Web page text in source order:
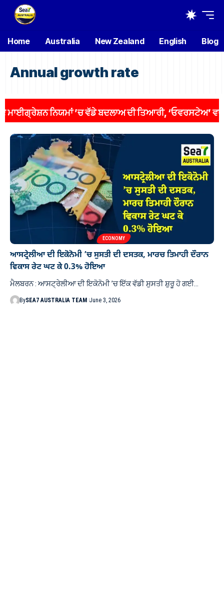
Home Australia New Zealand English Blog
Annual growth rate
ਨਿਯਮਾਂ ’ਚ ਵੱਡੇ ਬਦਲਾਅ ਦੀ ਤਿਆਰੀ, ‘ਓਵਰਸਟੇਅ’ ਵਾਲਿਆਂ
ECONOMY
ਆਸਟ੍ਰੇਲੀਆ ਦੀ ਇਕੋਨੋਮੀ ’ਚ ਸੁਸਤੀ ਦੀ ਦਸਤਕ, ਮਾਰਚ ਤਿਮਾਹੀ ਦੌਰਾਨ
ਵਿਕਾਸ ਰੇਟ ਘਟ ਕੇ 0.3% ਹੋਇਆ
ਮੈਲਬਰਨ : ਆਸਟ੍ਰੇਲੀਆ ਦੀ ਇਕੋਨੋਮੀ ’ਚ ਇੱਕ ਵੱਡੀ ਸੁਸਤੀ ਸ਼ੁਰੂ ਹੋ ਗਈ…
BySEA7 AUSTRALIA TEAM June 3, 2026